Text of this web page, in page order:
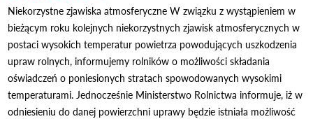
Niekorzystne zjawiska atmosferyczne W związku z wystąpieniem w
bieżącym roku kolejnych niekorzystnych zjawisk atmosferycznych w
postaci wysokich temperatur powietrza powodujących uszkodzenia
upraw rolnych, informujemy rolników o możliwości składania
oświadczeń o poniesionych stratach spowodowanych wysokimi
temperaturami. Jednocześnie Ministerstwo Rolnictwa informuje, iż w
odniesieniu do danej powierzchni uprawy będzie istniała możliwość